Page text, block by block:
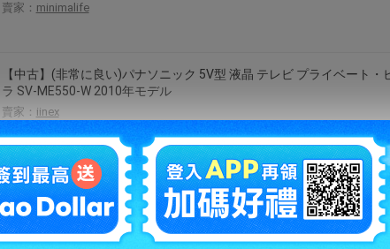
賣家： minimalife
【中古】(非常に良い)パナソニック 5V型 液晶 テレビ プライベート・
ラ SV-ME550-W 2010年モデル
賣家： iinex
【中古】(非常に良い)パナソニック 5V型 液晶 テレビ プライベート・
ラ SV-ME850V-W 2009年モデル